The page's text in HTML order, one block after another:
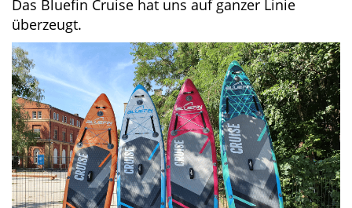
Testbericht
Preis prüfen*
Preis
Alternative #1:Bluefin Cruise
Das Bluefin Cruise hat uns auf ganzer Linie
überzeugt.